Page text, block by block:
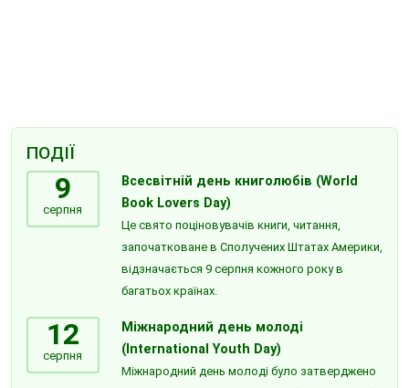
ПОДІЇ
9
серпня
Всесвітній день книголюбів (World
Book Lovers Day)
Це свято поціновувачів книги, читання,
започатковане в Сполучених Штатах Америки,
відзначається 9 серпня кожного року в
багатьох країнах.
12
серпня
Міжнародний день молоді
(International Youth Day)
Міжнародний день молоді було затверджено